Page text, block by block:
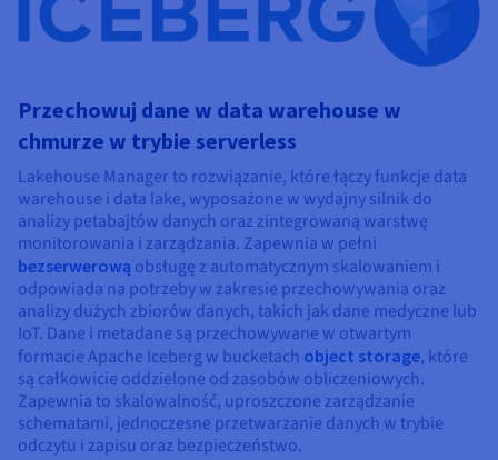
Przechowuj dane w data warehouse w
chmurze w trybie serverless
Lakehouse Manager to rozwiązanie, które łączy funkcje data
warehouse i data lake, wyposażone w wydajny silnik do
analizy petabajtów danych oraz zintegrowaną warstwę
monitorowania i zarządzania. Zapewnia w pełni
bezserwerową obsługę z automatycznym skalowaniem i
odpowiada na potrzeby w zakresie przechowywania oraz
analizy dużych zbiorów danych, takich jak dane medyczne lub
IoT. Dane i metadane są przechowywane w otwartym
formacie Apache Iceberg w bucketach object storage, które
są całkowicie oddzielone od zasobów obliczeniowych.
Zapewnia to skalowalność, uproszczone zarządzanie
schematami, jednoczesne przetwarzanie danych w trybie
odczytu i zapisu oraz bezpieczeństwo.